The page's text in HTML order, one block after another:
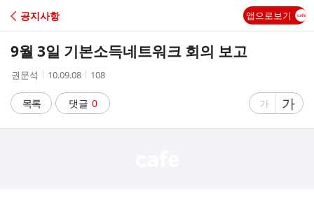
C
A
공지사항 앱으로보기
9월 3일 기본소득네트워크 회의 보고
작
자
권문석
작
시
간
10.09.08
조
수
108
목록 댓글 0
글
가
글
자
가